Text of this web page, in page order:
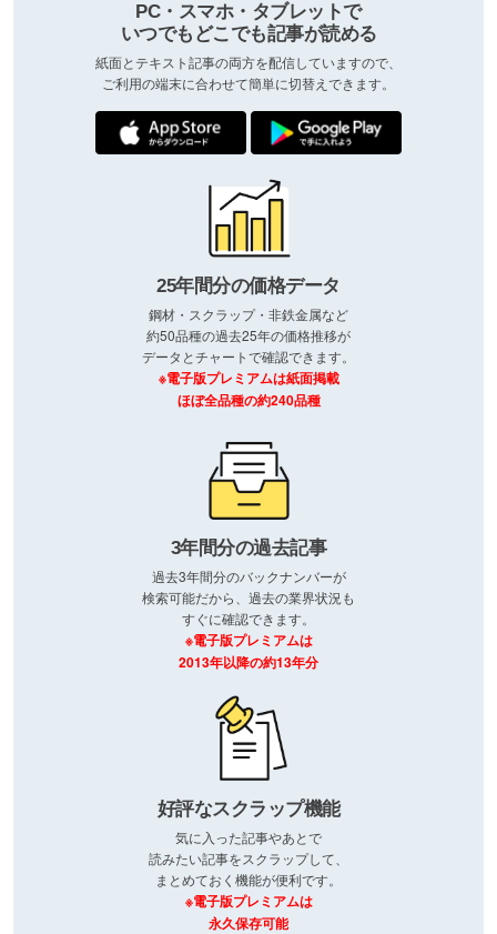
PC・スマホ・タブレットで
いつでもどこでも記事が読める
紙面とテキスト記事の両方を配信していますので、
ご利用の端末に合わせて簡単に切替えできます。
25年間分の価格データ
鋼材・スクラップ・非鉄金属など
約50品種の過去25年の価格推移が
データとチャートで確認できます。
※電子版プレミアムは紙面掲載
ほぼ全品種の約240品種
3年間分の過去記事
過去3年間分のバックナンバーが
検索可能だから、過去の業界状況も
すぐに確認できます。
※電子版プレミアムは
2013年以降の約13年分
好評なスクラップ機能
気に入った記事やあとで
読みたい記事をスクラップして、
まとめておく機能が便利です。
※電子版プレミアムは
永久保存可能